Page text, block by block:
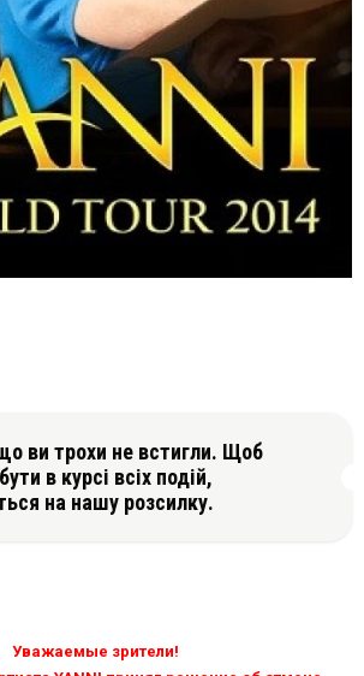
ви трохи не встигли. Щоб
в курсі всіх подій,
на нашу розсилку.
Уважаемые зрители!